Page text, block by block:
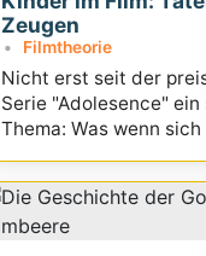
Zeugen
Filmtheorie
Nicht erst seit der
Serie "Adolesence"
Thema: Was wenn
entpuppen?